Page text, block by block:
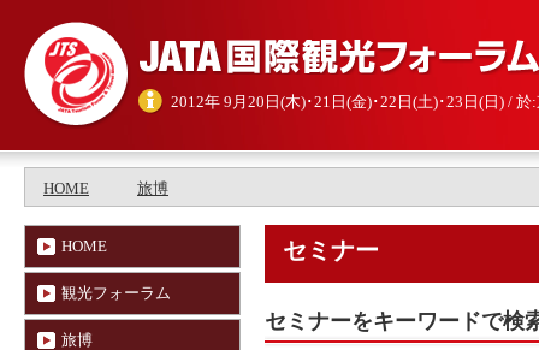
2012年 9月20日(木)･21日(金)･22日(土)･23日(日) /
HOME 旅博
HOME
観光フォーラム
旅博
セミナー
セミナーをキーワードで検